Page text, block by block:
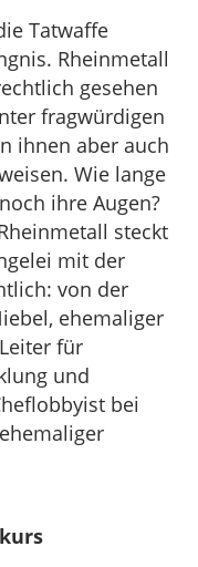
Tatwaffe
Rheinmetall
gesehen
fragwürdigen
ihnen aber auch
Wie lange
ihre Augen?
steckt
mit der
von der
ehemaliger
für
und
bei